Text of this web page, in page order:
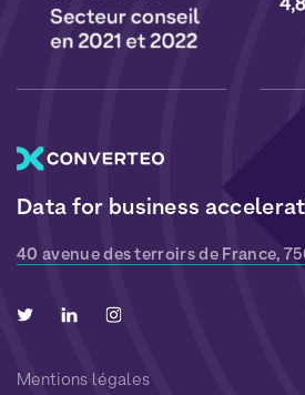
Data for business
40 avenue des terroirs de France,
Mentions légales